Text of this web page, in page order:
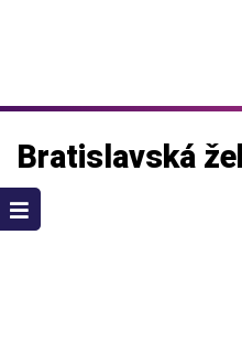
Bratislavská